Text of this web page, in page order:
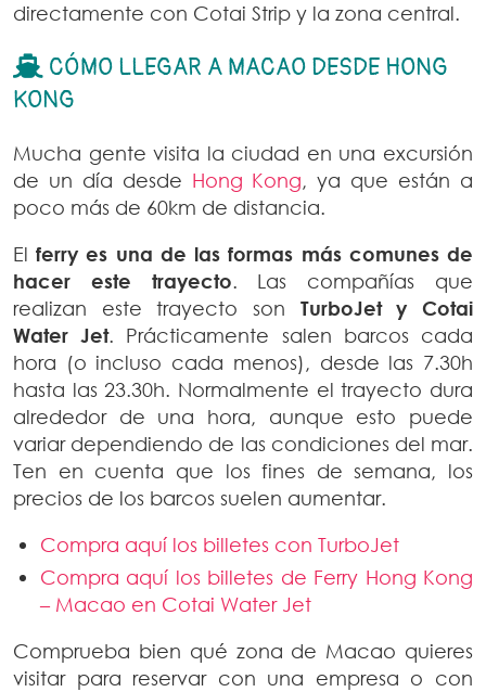
directamente con Cotai Strip y la zona central.
CÓMO LLEGAR A MACAO DESDE HONG
KONG
Mucha gente visita la ciudad en una excursión
de un día desde Hong Kong, ya que están a
poco más de 60km de distancia.
Elferry es una de las formas más comunes de
hacer este trayecto. Las compañías que
realizan este trayecto son TurboJet y Cotai
Water Jet. Prácticamente salen barcos cada
hora (o incluso cada menos), desde las 7.30h
hasta las 23.30h. Normalmente el trayecto dura
alrededor de una hora, aunque esto puede
variar dependiendo de las condiciones del mar.
Ten en cuenta que los fines de semana, los
precios de los barcos suelen aumentar.
Compra aquí los billetes con TurboJet
Compra aquí los billetes de Ferry Hong Kong
– Macao en Cotai Water Jet
Comprueba bien qué zona de Macao quieres
visitar para reservar con una empresa o con